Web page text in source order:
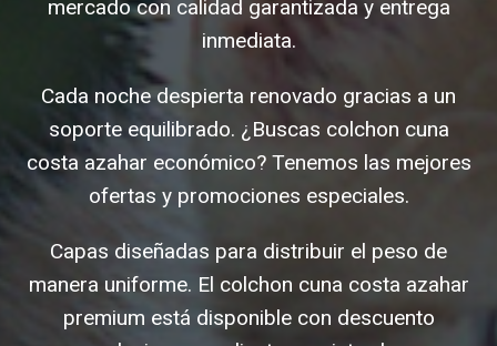
mercado con calidad garantizada y entrega
inmediata.
Cada noche despierta renovado gracias a un
soporte equilibrado. ¿Buscas colchon cuna
costa azahar económico? Tenemos las mejores
ofertas y promociones especiales.
Capas diseñadas para distribuir el peso de
manera uniforme. El colchon cuna costa azahar
premium está disponible con descuento